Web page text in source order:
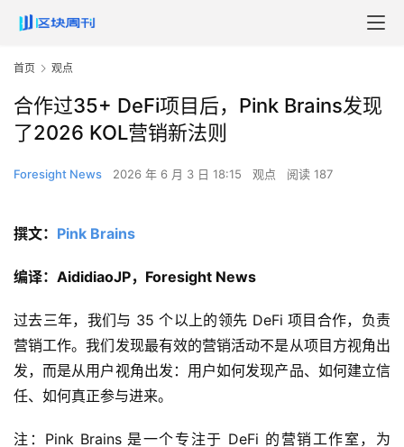
首页 观点
合作过35+ DeFi项目后，Pink Brains发现
了2026 KOL营销新法则
Foresight News 2026 年 6 月 3 日 18:15 观点 阅读 187
撰文： Pink Brains
编译：AididiaoJP，Foresight News
过去三年，我们与 35 个以上的领先 DeFi 项目合作，负责
营销工作。我们发现最有效的营销活动不是从项目方视角出
发，而是从用户视角出发：用户如何发现产品、如何建立信
任、如何真正参与进来。
注：Pink Brains 是一个专注于 DeFi 的营销工作室，为